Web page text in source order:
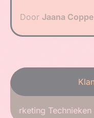
Door Jaana
Technieken